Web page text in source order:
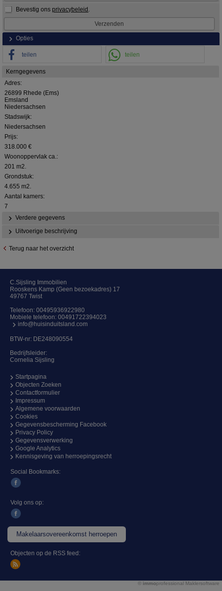
Bevestig ons privacybeleid .
Opties
teilen teilen
Kerngegevens
Adres:
26899 Rhede (Ems)
Emsland
Niedersachsen
Stadswijk:
Niedersachsen
Prijs:
318.000 €
Woonoppervlak ca.:
201 m2.
Grondstuk:
4.655 m2.
Aantal kamers:
7
Verdere gegevens
Uitvoerige beschrijving
Terug naar het overzicht
C.Sijsling Immobilien
Rooskens Kamp (Geen bezoekadres) 17
49767 Twist
Telefoon: 00495936922980
Mobiele telefoon: 00491722394023
info@huisinduitsland.com
BTW-nr: DE248090554
Bedrijfsleider:
Cornelia Sijsling
Startpagina
Objecten Zoeken
Contactformulier
Impressum
Algemene voorwaarden
Cookies
Gegevensbescherming Facebook
Privacy Policy
Gegevensverwerking
Google Analytics
Kennisgeving van herroepingsrecht
Social Bookmarks:
Volg ons op:
Makelaarsovereenkomst herroepen
Objecten op de RSS feed:
© immoprofessional Maklersoftware